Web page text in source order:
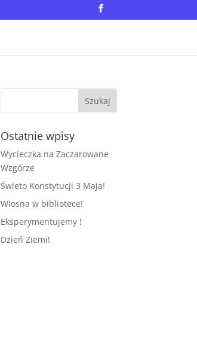
Ostatnie wpisy
Wycieczka na Zaczarowane
Wzgórze
Świeto Konstytucji 3 Maja!
Wiosna w bibliotece!
Eksperymentujemy !
Dzień Ziemi!